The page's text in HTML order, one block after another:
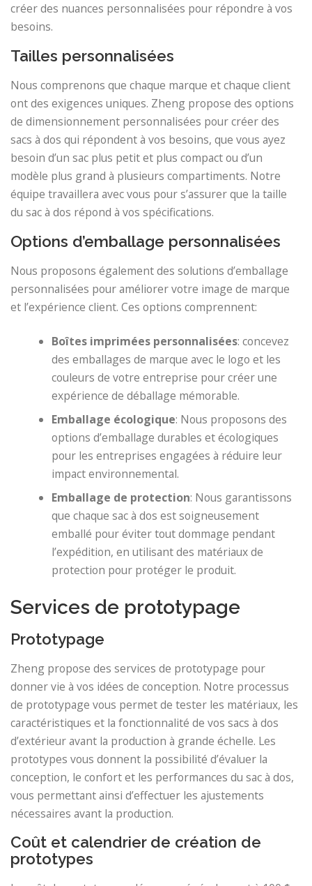
créer des nuances personnalisées pour répondre à vos
besoins.
Tailles personnalisées
Nous comprenons que chaque marque et chaque client
ont des exigences uniques. Zheng propose des options
de dimensionnement personnalisées pour créer des
sacs à dos qui répondent à vos besoins, que vous ayez
besoin d’un sac plus petit et plus compact ou d’un
modèle plus grand à plusieurs compartiments. Notre
équipe travaillera avec vous pour s’assurer que la taille
du sac à dos répond à vos spécifications.
Options d’emballage personnalisées
Nous proposons également des solutions d’emballage
personnalisées pour améliorer votre image de marque
et l’expérience client. Ces options comprennent:
Boîtes imprimées personnalisées: concevez
des emballages de marque avec le logo et les
couleurs de votre entreprise pour créer une
expérience de déballage mémorable.
Emballage écologique: Nous proposons des
options d’emballage durables et écologiques
pour les entreprises engagées à réduire leur
impact environnemental.
Emballage de protection: Nous garantissons
que chaque sac à dos est soigneusement
emballé pour éviter tout dommage pendant
l’expédition, en utilisant des matériaux de
protection pour protéger le produit.
Services de prototypage
Prototypage
Zheng propose des services de prototypage pour
donner vie à vos idées de conception. Notre processus
de prototypage vous permet de tester les matériaux, les
caractéristiques et la fonctionnalité de vos sacs à dos
d’extérieur avant la production à grande échelle. Les
prototypes vous donnent la possibilité d’évaluer la
conception, le confort et les performances du sac à dos,
vous permettant ainsi d’effectuer les ajustements
nécessaires avant la production.
Coût et calendrier de création de
prototypes